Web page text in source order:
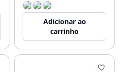
Adicionar ao
carrinho